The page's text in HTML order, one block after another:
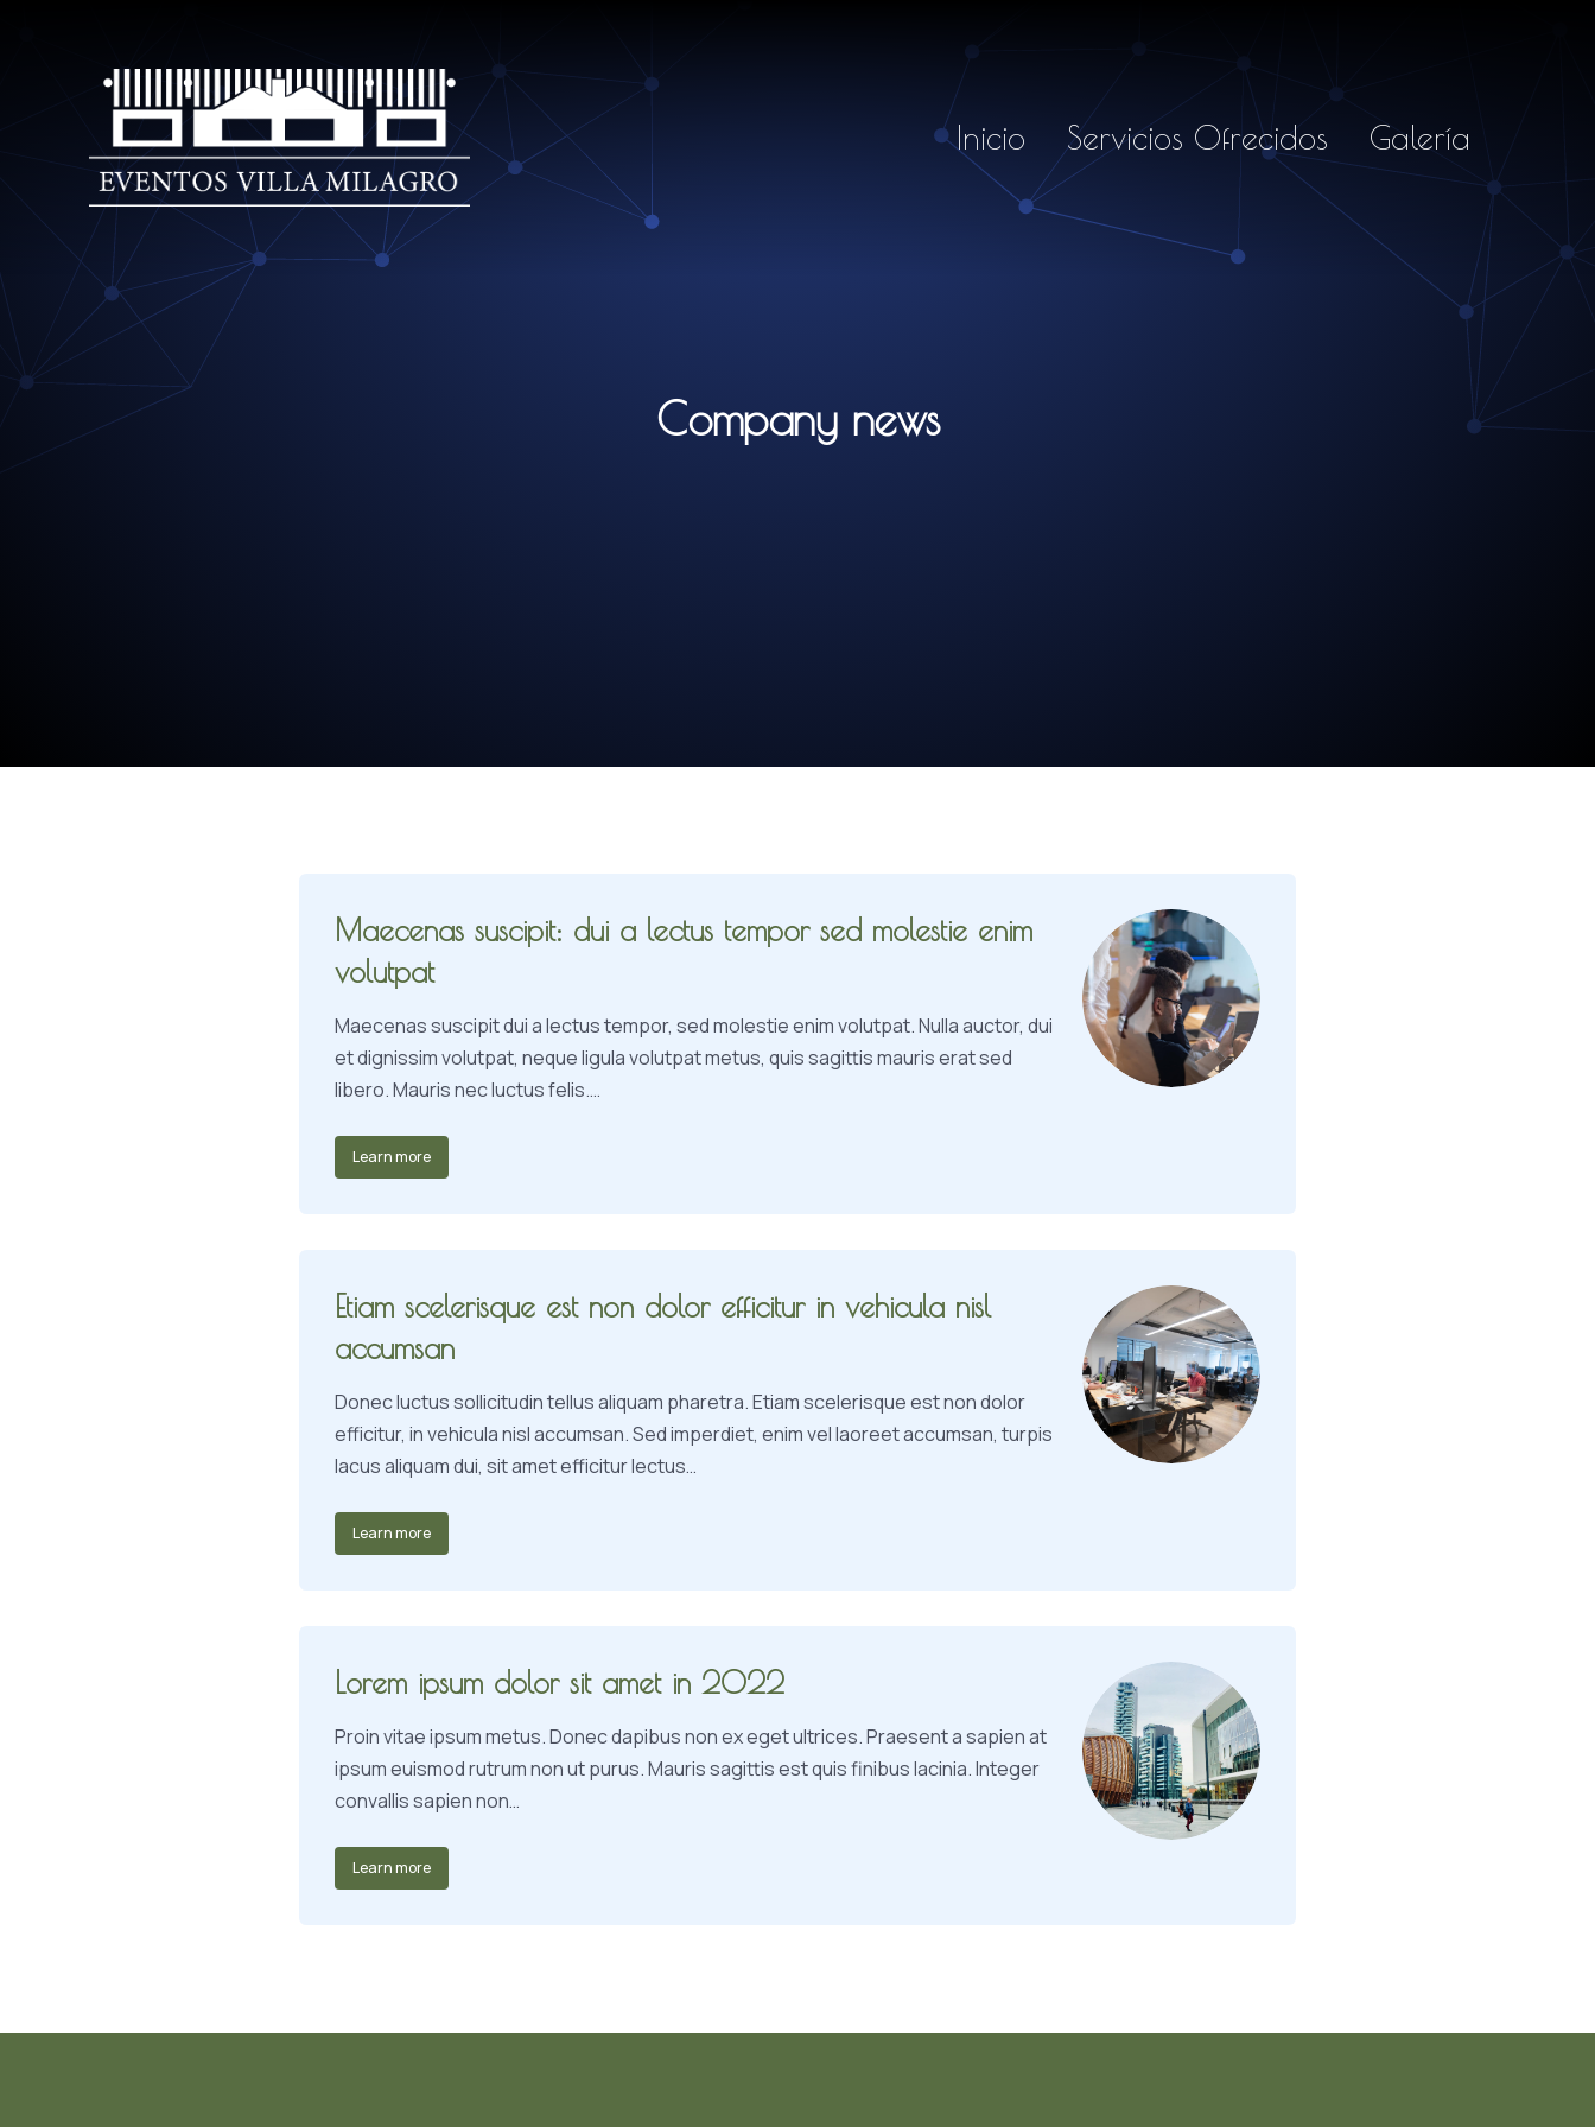
Inicio Servicios Ofrecidos Galería
Company news
Maecenas suscipit: dui a lectus tempor sed molestie enim
volutpat
Maecenas suscipit dui a lectus tempor, sed molestie enim volutpat. Nulla auctor, dui
et dignissim volutpat, neque ligula volutpat metus, quis sagittis mauris erat sed
libero. Mauris nec luctus felis.…
Learn more
Etiam scelerisque est non dolor efficitur in vehicula nisl
accumsan
Donec luctus sollicitudin tellus aliquam pharetra. Etiam scelerisque est non dolor
efficitur, in vehicula nisl accumsan. Sed imperdiet, enim vel laoreet accumsan, turpis
lacus aliquam dui, sit amet efficitur lectus…
Learn more
Lorem ipsum dolor sit amet in 2022
Proin vitae ipsum metus. Donec dapibus non ex eget ultrices. Praesent a sapien at
ipsum euismod rutrum non ut purus. Mauris sagittis est quis finibus lacinia. Integer
convallis sapien non…
Learn more